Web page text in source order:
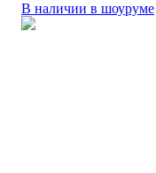
В наличии в шоуруме